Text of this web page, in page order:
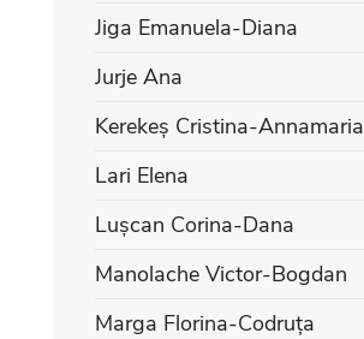
Jiga Emanuela-Diana
Jurje Ana
Kerekeș Cristina-Annamaria
Lari Elena
Lușcan Corina-Dana
Manolache Victor-Bogdan
Marga Florina-Codruța